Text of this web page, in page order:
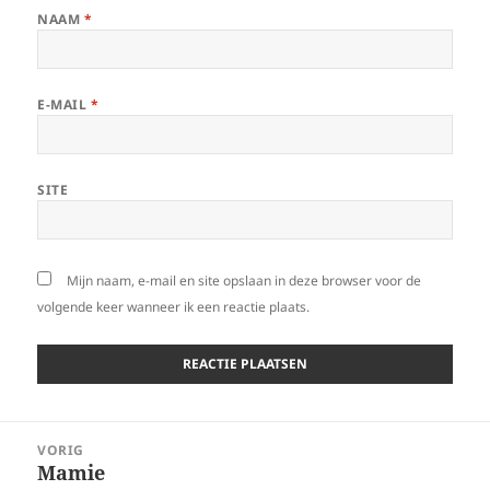
NAAM *
E-MAIL *
SITE
Mijn naam, e-mail en site opslaan in deze browser voor de
volgende keer wanneer ik een reactie plaats.
navigatie
VORIG
Vorig
Mamie